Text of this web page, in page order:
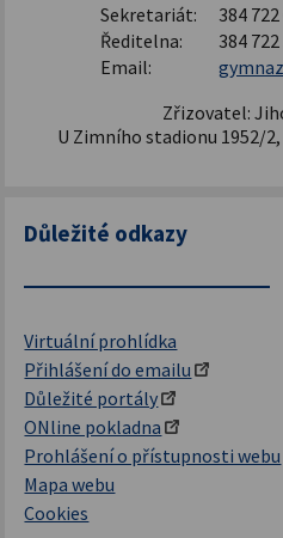
Sekretariát:
384
Ředitelna:
384
Email:
Zřizovatel:
U Zimního stadionu 1952/2,
Důležité odkazy
Virtuální prohlídka
Přihlášení do emailu
Důležité portály
ONline pokladna
Prohlášení o přístupnosti webu
Mapa webu
Cookies